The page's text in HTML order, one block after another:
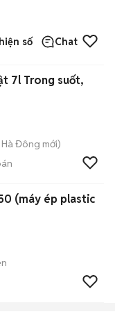
số Chat
7l Trong suốt,
Hà Đông mới)
(máy ép plastic